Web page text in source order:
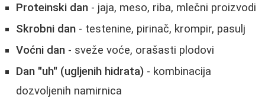
Proteinski dan - jaja, meso, riba, mlečni proizvodi
Skrobni dan - testenine, pirinač, krompir, pasulj
Voćni dan - sveže voće, orašasti plodovi
Dan "uh" (ugljenih hidrata) - kombinacija
dozvoljenih namirnica